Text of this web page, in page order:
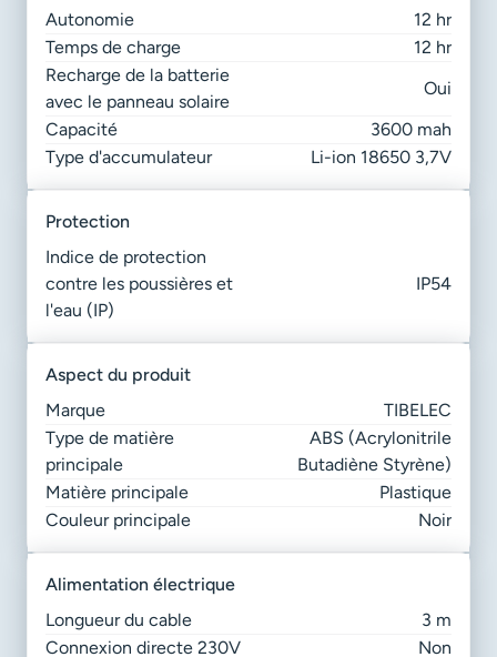
Autonomie
12 hr
Temps de charge
12 hr
Recharge de la batterie
avec le panneau solaire
Oui
Capacité
3600 mah
Type d'accumulateur
Li-ion 18650 3,7V
protection
Indice de protection
contre les poussières et
l'eau (IP)
IP54
aspect du produit
Marque
TIBELEC
Type de matière
principale
ABS (Acrylonitrile
Butadiène Styrène)
Matière principale
Plastique
Couleur principale
Noir
alimentation électrique
Longueur du cable
3 m
Connexion directe 230V
Non